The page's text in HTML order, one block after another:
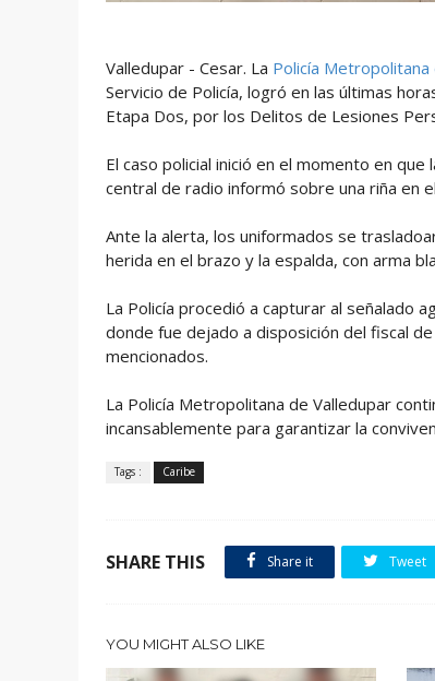
Valledupar - Cesar. La Policía Metropolitana
Servicio de Policía, logró en las últimas
Etapa Dos, por los Delitos de Lesiones
El caso policial inició en el momento en
central de radio informó sobre una riña en
Ante la alerta, los uniformados se
herida en el brazo y la espalda, con arma
La Policía procedió a capturar al señalado
donde fue dejado a disposición del fiscal
mencionados.
La Policía Metropolitana de Valledupar
incansablemente para garantizar la
Tags : Caribe
SHARE THIS Share it Tweet
YOU MIGHT ALSO LIKE